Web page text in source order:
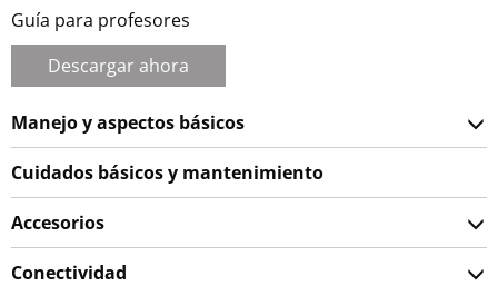
Guía para profesores
Descargar ahora
Manejo y aspectos básicos
Cuidados básicos y mantenimiento
Accesorios
Conectividad